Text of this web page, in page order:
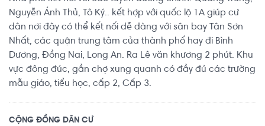
Nguyễn Ánh Thủ, Tô Ký.. kết hợp với quốc lộ 1A giúp cư
dân nơi đây có thể kết nối dễ dàng với sân bay Tân Sơn
Nhất, các quận trung tâm của thành phố hay đi Bình
Dương, Đồng Nai, Long An. Ra Lê văn khương 2 phút. Khu
vực đông đúc, gần chợ xung quanh có đầy đủ các trường
mẫu giáo, tiểu học, cấp 2, Cấp 3.
CỘNG ĐỒNG DÂN CƯ